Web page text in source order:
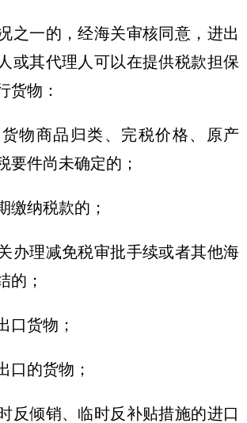
之一的，经海关审核同意，进出
或其代理人可以在提供税款担保
货物：
货物商品归类、完税价格、原产
要件尚未确定的；
缴纳税款的；
办理减免税审批手续或者其他海
的；
口货物；
口的货物；
反倾销、临时反补贴措施的进口